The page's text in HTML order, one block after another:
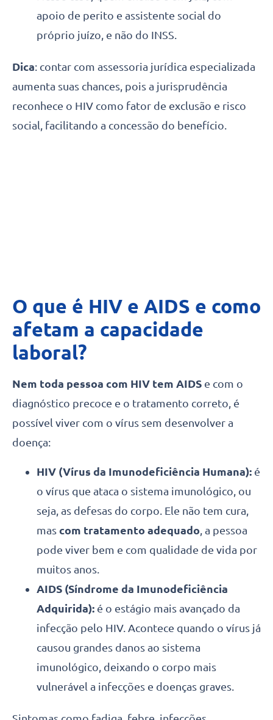
apoio de perito e assistente social do
próprio juízo, e não do INSS.
Dica: contar com assessoria jurídica especializada
aumenta suas chances, pois a jurisprudência
reconhece o HIV como fator de exclusão e risco
social, facilitando a concessão do benefício.
O que é HIV e AIDS e como
afetam a capacidade
laboral?
Nem toda pessoa com HIV tem AIDS e com o
diagnóstico precoce e o tratamento correto, é
possível viver com o vírus sem desenvolver a
doença:
HIV (Vírus da Imunodeficiência Humana): é
o vírus que ataca o sistema imunológico, ou
seja, as defesas do corpo. Ele não tem cura,
mas com tratamento adequado , a pessoa
pode viver bem e com qualidade de vida por
muitos anos.
AIDS (Síndrome da Imunodeficiência
Adquirida): é o estágio mais avançado da
infecção pelo HIV. Acontece quando o vírus já
causou grandes danos ao sistema
imunológico, deixando o corpo mais
vulnerável a infecções e doenças graves.